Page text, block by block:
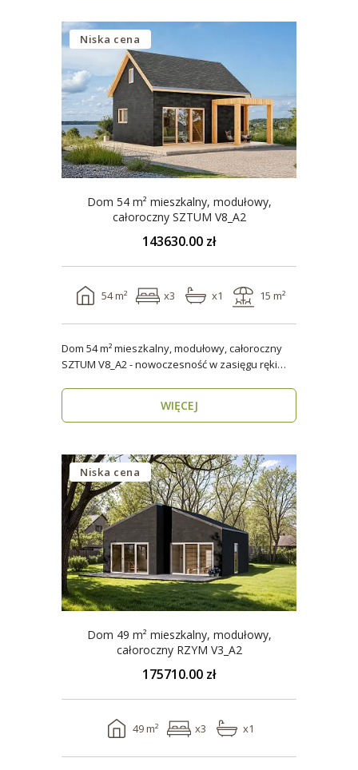
Niska cena
Dom 54 m² mieszkalny, modułowy,
całoroczny SZTUM V8_A2
143630.00 zł
54 m² x3 x1 15 m²
Dom 54 m² mieszkalny, modułowy, całoroczny
SZTUM V8_A2 - nowoczesność w zasięgu ręki
WIĘCEJ
Niska cena
Dom 49 m² mieszkalny, modułowy,
całoroczny RZYM V3_A2
175710.00 zł
49 m² x3 x1